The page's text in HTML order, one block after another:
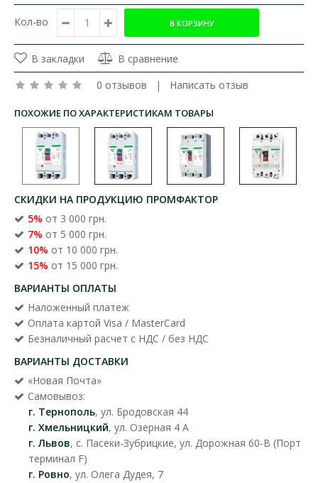
Кол-во
В закладки
В сравнение
0 отзывов | Написать отзыв
ПОХОЖИЕ ПО ХАРАКТЕРИСТИКАМ ТОВАРЫ
СКИДКИ НА ПРОДУКЦИЮ ПРОМФАКТОР
5% от 3 000 грн.
7% от 5 000 грн.
10% от 10 000 грн.
15% от 15 000 грн.
ВАРИАНТЫ ОПЛАТЫ
Наложенный платеж
Оплата картой Visa / MasterCard
Безналичный расчет с НДС / без НДС
ВАРИАНТЫ ДОСТАВКИ
«Новая Почта»
Самовывоз:
г. Тернополь, ул. Бродовская 44
г. Хмельницкий, ул. Озерная 4 А
г. Львов, с. Пасеки-Зубрицкие, ул. Дорожная 60-В (Порт
терминал F)
г. Ровно, ул. Олега Дудея, 7